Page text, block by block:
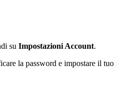
suImpostazioni Account.
la password e impostare il tuo